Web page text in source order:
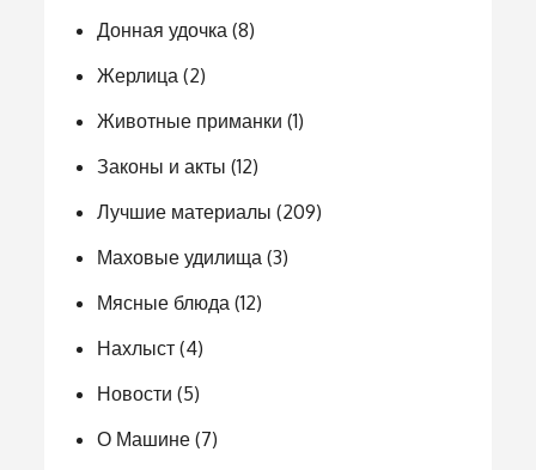
Донная удочка (8)
Жерлица (2)
Животные приманки (1)
Законы и акты (12)
Лучшие материалы (209)
Маховые удилища (3)
Мясные блюда (12)
Нахлыст (4)
Новости (5)
О Машине (7)